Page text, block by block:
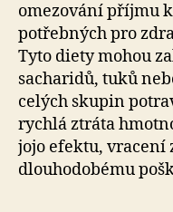
omezování příjmu
potřebných pro
Tyto diety mohou
sacharidů, tuků
celých skupin
rychlá ztráta
jojo efektu, vracení
dlouhodobému